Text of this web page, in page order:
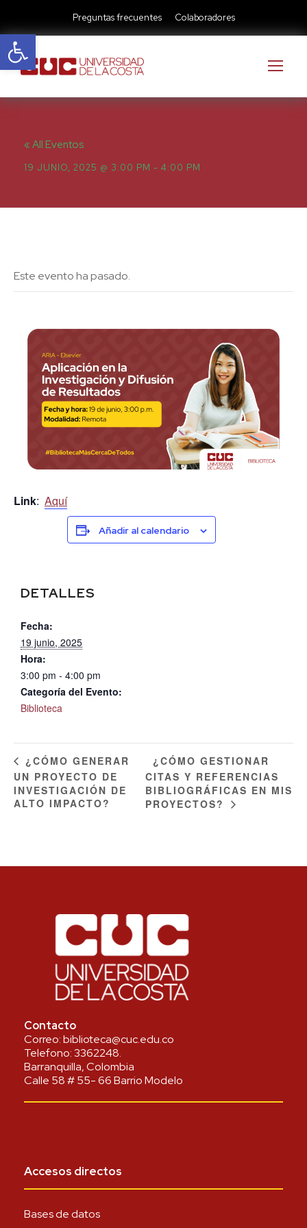
Abrir barra de herramientas
Preguntas frecuentes Colaboradores
« All Eventos
19 JUNIO, 2025 @ 3:00 PM - 4:00 PM
Este evento ha pasado.
Link: Aquí
Añadir al calendario
DETALLES
Fecha:
19 junio, 2025
Hora:
3:00 pm - 4:00 pm
Categoría del Evento:
Biblioteca
¿CÓMO GENERAR
UN PROYECTO DE
INVESTIGACIÓN DE
ALTO IMPACTO?
¿CÓMO GESTIONAR
CITAS Y REFERENCIAS
BIBLIOGRÁFICAS EN MIS
PROYECTOS?
Contacto
Correo:biblioteca@cuc.edu.co
Telefono:3362248.
Barranquilla, Colombia
Calle 58 # 55- 66 Barrio Modelo
Accesos directos
Bases de datos